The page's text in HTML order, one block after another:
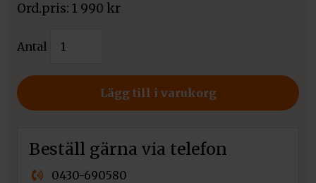
1 990 kr
Antal
glas
mängd
Lägg till i varukorg
Beställ gärna via telefon
0430-690580